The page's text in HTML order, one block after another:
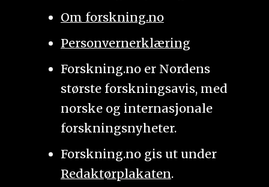
Om forskning.no
Personvernerklæring
Forskning.no er Nordens
største forskningsavis, med
norske og internasjonale
forskningsnyheter.
Forskning.no gis ut under
Redaktørplakaten.